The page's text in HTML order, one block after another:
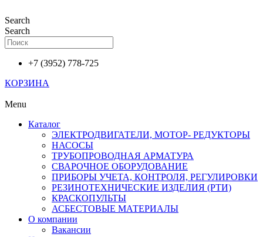
к
содержимому
Search
Search
+7 (3952) 778-725
КОРЗИНА
Menu
Каталог
ЭЛЕКТРОДВИГАТЕЛИ, МОТОР- РЕДУКТОРЫ
НАСОСЫ
ТРУБОПРОВОДНАЯ АРМАТУРА
СВАРОЧНОЕ ОБОРУДОВАНИЕ
ПРИБОРЫ УЧЕТА, КОНТРОЛЯ, РЕГУЛИРОВКИ
РЕЗИНОТЕХНИЧЕСКИЕ ИЗДЕЛИЯ (РТИ)
КРАСКОПУЛЬТЫ
АСБЕСТОВЫЕ МАТЕРИАЛЫ
О компании
Вакансии